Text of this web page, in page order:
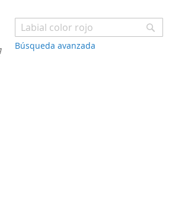
Búsqueda avanzada
Mi carrito